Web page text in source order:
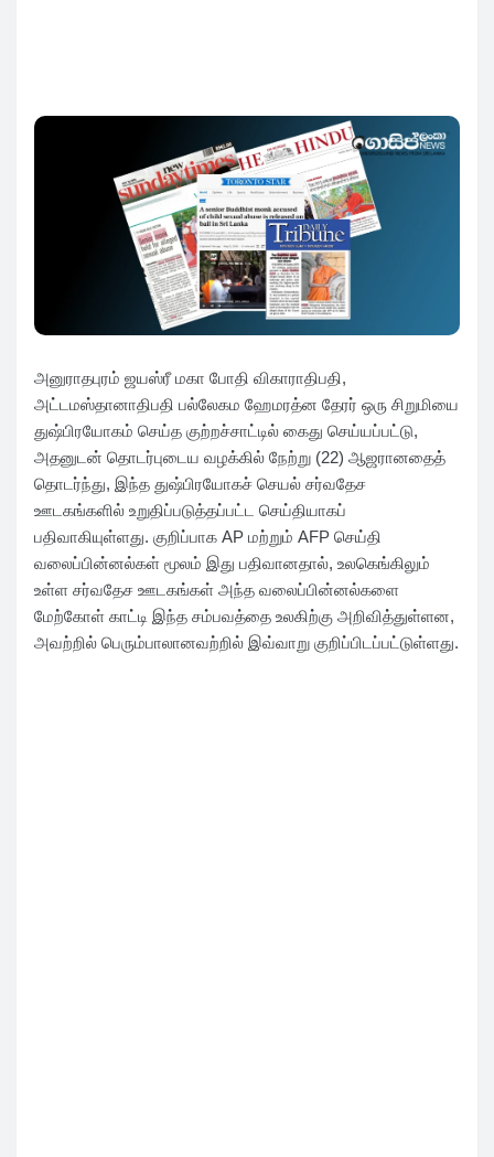
அனுராதபுரம் ஜயஸ்ரீ மகா போதி விகாராதிபதி,
அட்டமஸ்தானாதிபதி பல்லேகம ஹேமரத்ன தேரர் ஒரு சிறுமியை
துஷ்பிரயோகம் செய்த குற்றச்சாட்டில் கைது செய்யப்பட்டு,
அதனுடன் தொடர்புடைய வழக்கில் நேற்று (22) ஆஜரானதைத்
தொடர்ந்து, இந்த துஷ்பிரயோகச் செயல் சர்வதேச
ஊடகங்களில் உறுதிப்படுத்தப்பட்ட செய்தியாகப்
பதிவாகியுள்ளது. குறிப்பாக AP மற்றும் AFP செய்தி
வலைப்பின்னல்கள் மூலம் இது பதிவானதால், உலகெங்கிலும்
உள்ள சர்வதேச ஊடகங்கள் அந்த வலைப்பின்னல்களை
மேற்கோள் காட்டி இந்த சம்பவத்தை உலகிற்கு அறிவித்துள்ளன,
அவற்றில் பெரும்பாலானவற்றில் இவ்வாறு குறிப்பிடப்பட்டுள்ளது.